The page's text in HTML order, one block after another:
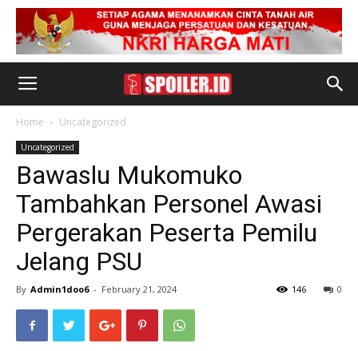
Home Uncategorized
Uncategorized
Bawaslu Mukomuko
Tambahkan Personel Awasi
Pergerakan Peserta Pemilu
Jelang PSU
By Admin1doo6 - February 21, 2024 0
146